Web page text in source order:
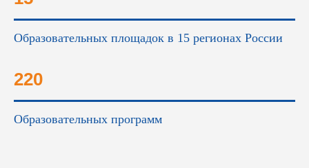
Образовательных площадок в 15 регионах России
220
Образовательных программ